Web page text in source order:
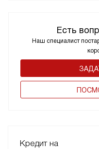
Есть
Наш специалист
Кредит на